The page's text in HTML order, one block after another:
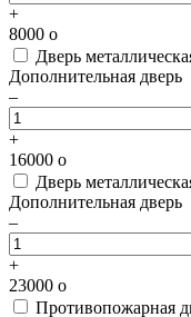
+
8000 o
Дверь
Дополнительная дверь
–
+
16000 o
Дверь
Дополнительная дверь
–
+
23000 o
Противопожарная